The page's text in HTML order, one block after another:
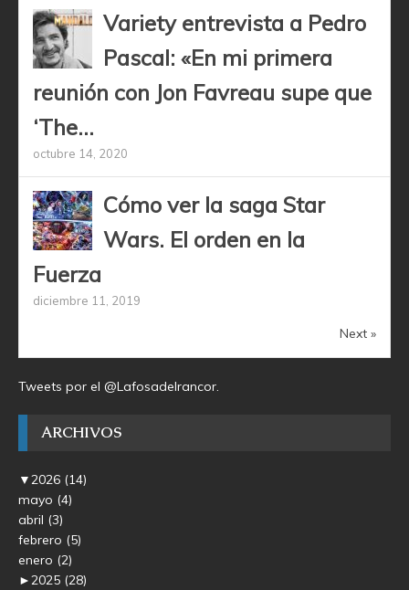
Variety entrevista a Pedro
Pascal: «En mi primera
reunión con Jon Favreau supe que
‘The...
octubre 14, 2020
Cómo ver la saga Star
Wars. El orden en la
Fuerza
diciembre 11, 2019
Next »
Tweets por el @Lafosadelrancor.
ARCHIVOS
▼2026 (14)
mayo (4)
abril (3)
febrero (5)
enero (2)
►2025 (28)